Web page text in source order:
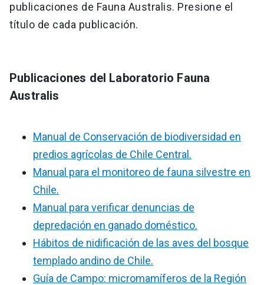
publicaciones de Fauna Australis. Presione el
título de cada publicación.
Publicaciones del Laboratorio Fauna
Australis
Manual de Conservación de biodiversidad en
predios agrícolas de Chile Central.
Manual para el monitoreo de fauna silvestre en
Chile.
Manual para verificar denuncias de
depredación en ganado doméstico.
Hábitos de nidificación de las aves del bosque
templado andino de Chile.
Guía de Campo: micromamíferos de la Región